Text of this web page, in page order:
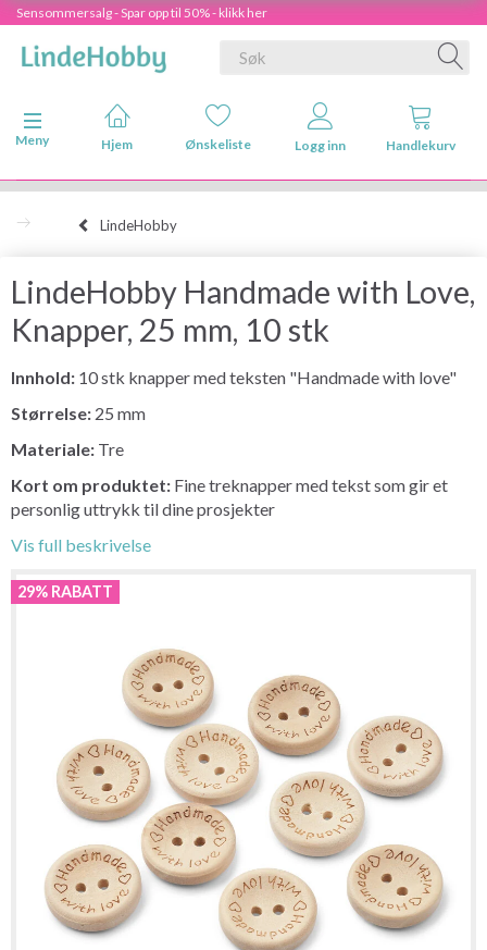
Sensommersalg - Spar opp til 50% - klikk her
Veksle navigasjon
Meny
Hjem Ønskeliste Logg inn Handlekurv
LindeHobby
LindeHobby Handmade with Love,
Knapper, 25 mm, 10 stk
Innhold: 10 stk knapper med teksten "Handmade with love"
Størrelse: 25 mm
Materiale: Tre
Kort om produktet: Fine treknapper med tekst som gir et
personlig uttrykk til dine prosjekter
Vis full beskrivelse
29% RABATT